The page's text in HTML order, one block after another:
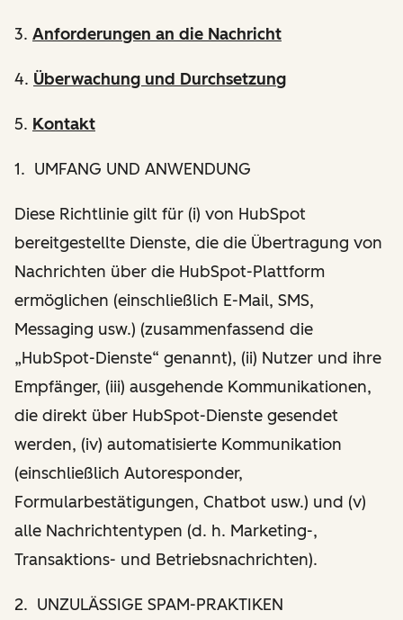
3. Anforderungen an die Nachricht
4. Überwachung und Durchsetzung
5. Kontakt
1. UMFANG UND ANWENDUNG
Diese Richtlinie gilt für (i) von HubSpot
bereitgestellte Dienste, die die Übertragung von
Nachrichten über die HubSpot-Plattform
ermöglichen (einschließlich E-Mail, SMS,
Messaging usw.) (zusammenfassend die
„HubSpot-Dienste“ genannt), (ii) Nutzer und ihre
Empfänger, (iii) ausgehende Kommunikationen,
die direkt über HubSpot-Dienste gesendet
werden, (iv) automatisierte Kommunikation
(einschließlich Autoresponder,
Formularbestätigungen, Chatbot usw.) und (v)
alle Nachrichtentypen (d. h. Marketing-,
Transaktions- und Betriebsnachrichten).
2. UNZULÄSSIGE SPAM-PRAKTIKEN